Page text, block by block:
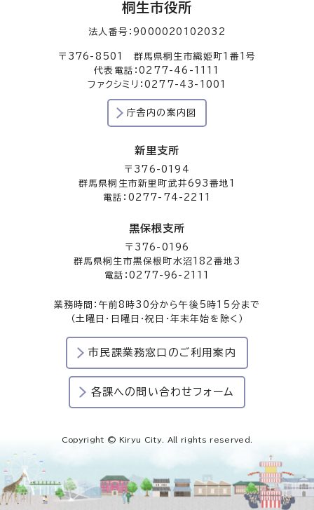
桐生市役所
法人番号：9000020102032
〒376-8501 群馬県桐生市織姫町1番1号
代表電話：0277-46-1111
ファクシミリ：0277-43-1001
庁舎内の案内図
新里支所
〒376-0194
群馬県桐生市新里町武井693番地1
電話：0277-74-2211
黒保根支所
〒376-0196
群馬県桐生市黒保根町水沼182番地3
電話：0277-96-2111
業務時間：午前8時30分から午後5時15分まで
（土曜日・日曜日・祝日・年末年始を除く）
市民課業務窓口のご利用案内
各課への問い合わせフォーム
Copyright © Kiryu City. All rights reserved.